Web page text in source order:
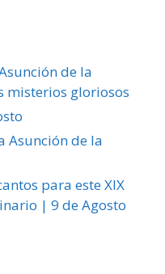
de la
misterios gloriosos
Asunción de la
para este XIX
| 9 de Agosto